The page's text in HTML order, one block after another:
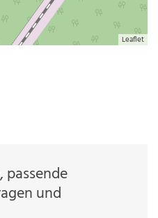
Leaflet
und